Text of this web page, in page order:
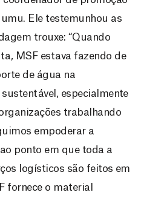
Ele testemunhou as
trouxe: “Quando
MSF estava fazendo de
de água na
especialmente
trabalhando
empoderar a
ponto em que toda a
logísticos são feitos em
fornece o material